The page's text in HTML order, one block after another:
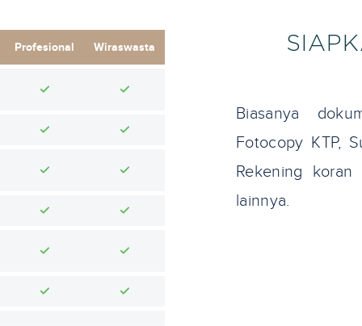
Profesional Wiraswasta
Biasanya
Fotocopy KTP,
Rekening koran
lainnya.